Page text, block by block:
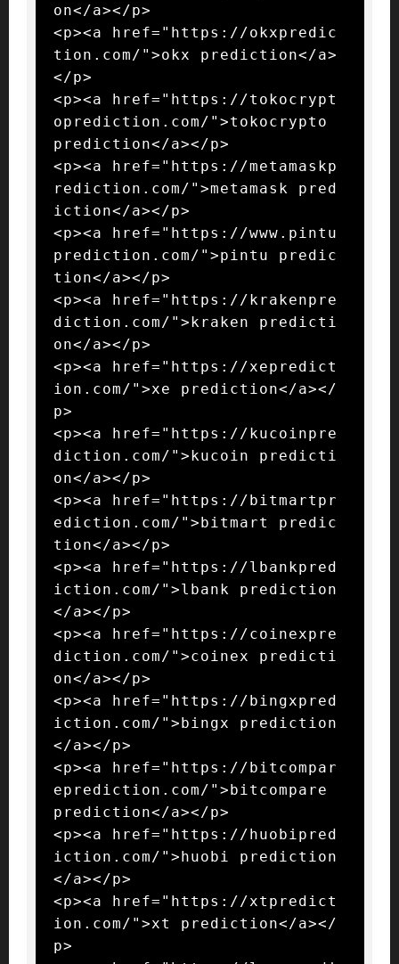
on</a></p>
<p><a href="https://okxpredic
tion.com/">okx prediction</a>
</p>
<p><a href="https://tokocrypt
oprediction.com/">tokocrypto
prediction</a></p>
<p><a href="https://metamaskp
rediction.com/">metamask pred
iction</a></p>
<p><a href="https://www.pintu
prediction.com/">pintu predic
tion</a></p>
<p><a href="https://krakenpre
diction.com/">kraken predicti
on</a></p>
<p><a href="https://xepredict
ion.com/">xe prediction</a></
p>
<p><a href="https://kucoinpre
diction.com/">kucoin predicti
on</a></p>
<p><a href="https://bitmartpr
ediction.com/">bitmart predic
tion</a></p>
<p><a href="https://lbankpred
iction.com/">lbank prediction
</a></p>
<p><a href="https://coinexpre
diction.com/">coinex predicti
on</a></p>
<p><a href="https://bingxpred
iction.com/">bingx prediction
</a></p>
<p><a href="https://bitcompar
eprediction.com/">bitcompare
prediction</a></p>
<p><a href="https://huobipred
iction.com/">huobi prediction
</a></p>
<p><a href="https://xtpredict
ion.com/">xt prediction</a></
p>